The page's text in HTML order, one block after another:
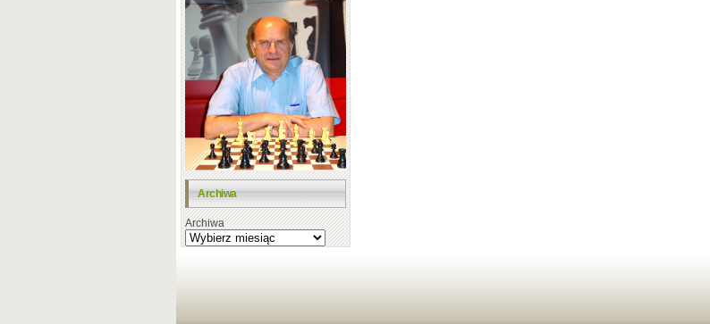
Archiwa
Archiwa